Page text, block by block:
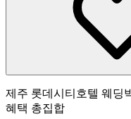
제주 롯데시티호텔 웨딩
혜택 총집합